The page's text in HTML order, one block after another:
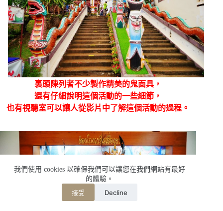
我們使用 cookies 以確保我們可以讓您在我們網站有最好
的體驗。
接受 Decline
裏頭陳列者不少製作精美的鬼面具，
還有仔細說明這個活動的一些細節，
也有視聽室可以讓人從影片中了解這個活動的過程。